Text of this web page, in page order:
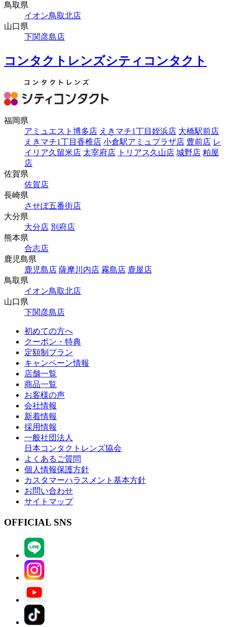
鳥取県
イオン鳥取北店
山口県
下関彦島店
コンタクトレンズシティコンタクト
福岡県
アミュエスト博多店 えきマチ1丁目姪浜店 大橋駅前店
えきマチ1丁目香椎店 小倉駅アミュプラザ店 豊前店 レ
イリア久留米店 太宰府店 トリアス久山店 城野店 粕屋
店
佐賀県
佐賀店
長崎県
させぼ五番街店
大分県
大分店 別府店
熊本県
合志店
鹿児島県
鹿児島店 薩摩川内店 霧島店 鹿屋店
鳥取県
イオン鳥取北店
山口県
下関彦島店
初めての方へ
クーポン・特典
定額制プラン
キャンペーン情報
店舗一覧
商品一覧
お客様の声
会社情報
新着情報
採用情報
一般社団法人
日本コンタクトレンズ協会
よくあるご質問
個人情報保護方針
カスタマーハラスメント基本方針
お問い合わせ
サイトマップ
OFFICIAL SNS